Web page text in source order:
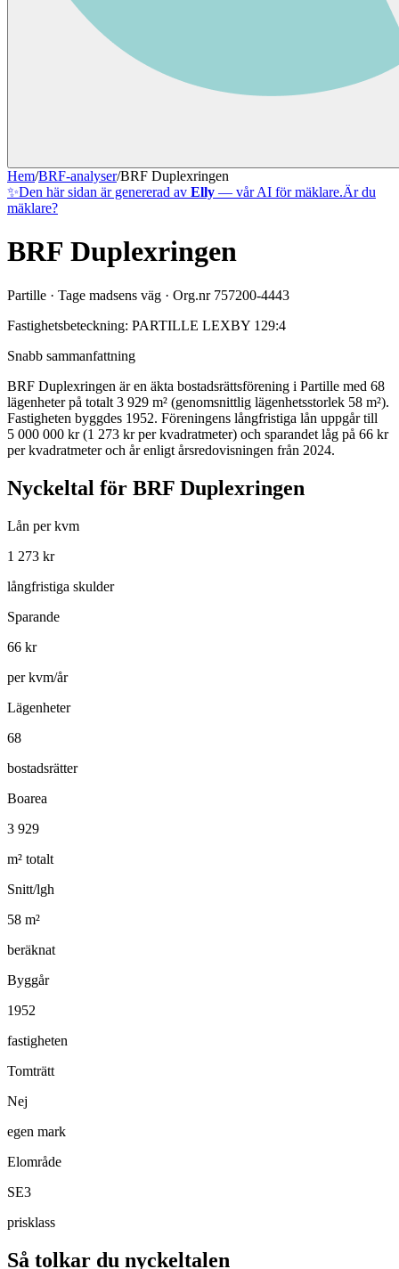
Hem/BRF-analyser/BRF Duplexringen
✨Den här sidan är genererad av Elly — vår AI för mäklare.Är du
mäklare?
BRF Duplexringen
Partille · Tage madsens väg · Org.nr 757200-4443
Fastighetsbeteckning: PARTILLE LEXBY 129:4
Snabb sammanfattning
BRF Duplexringen är en äkta bostadsrättsförening i Partille med 68
lägenheter på totalt 3 929 m² (genomsnittlig lägenhetsstorlek 58 m²).
Fastigheten byggdes 1952. Föreningens långfristiga lån uppgår till
5 000 000 kr (1 273 kr per kvadratmeter) och sparandet låg på 66 kr
per kvadratmeter och år enligt årsredovisningen från 2024.
Nyckeltal för BRF Duplexringen
Lån per kvm
1 273 kr
långfristiga skulder
Sparande
66 kr
per kvm/år
Lägenheter
68
bostadsrätter
Boarea
3 929
m² totalt
Snitt/lgh
58 m²
beräknat
Byggår
1952
fastigheten
Tomträtt
Nej
egen mark
Elområde
SE3
prisklass
Så tolkar du nyckeltalen